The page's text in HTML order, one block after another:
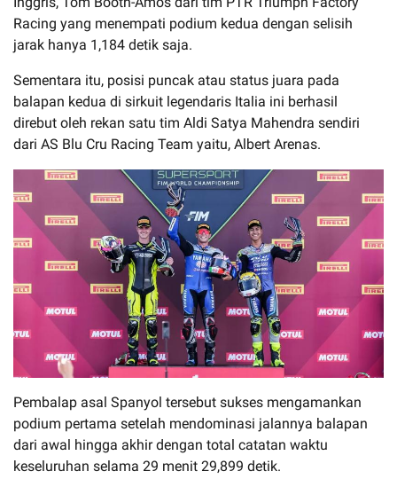
Racing yang menempati podium kedua dengan selisih
jarak hanya 1,184 detik saja.
Sementara itu, posisi puncak atau status juara pada
balapan kedua di sirkuit legendaris Italia ini berhasil
direbut oleh rekan satu tim Aldi Satya Mahendra sendiri
dari AS Blu Cru Racing Team yaitu, Albert Arenas.
Pembalap asal Spanyol tersebut sukses mengamankan
podium pertama setelah mendominasi jalannya balapan
dari awal hingga akhir dengan total catatan waktu
keseluruhan selama 29 menit 29,899 detik.